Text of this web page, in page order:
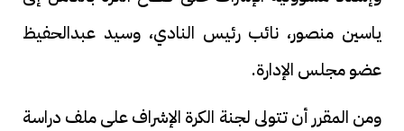
ياسين منصور، نائب رئيس النادي، وسيد عبدالحفيظ
عضو مجلس الإدارة.
ومن المقرر أن تتولى لجنة الكرة الإشراف على ملف دراسة